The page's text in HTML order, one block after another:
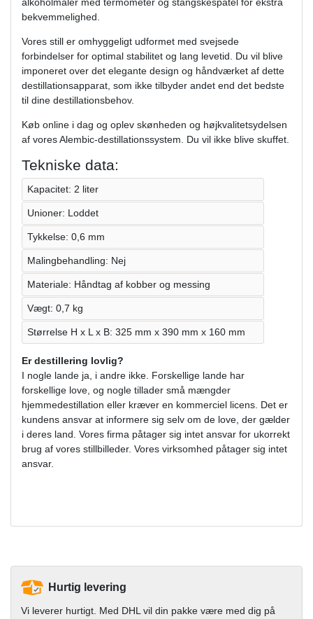
alkoholmåler med termometer og stangskespatel for ekstra
bekvemmelighed.
Vores still er omhyggeligt udformet med svejsede
forbindelser for optimal stabilitet og lang levetid. Du vil blive
imponeret over det elegante design og håndværket af dette
destillationsapparat, som ikke tilbyder andet end det bedste
til dine destillationsbehov.
Køb online i dag og oplev skønheden og højkvalitetsydelsen
af vores Alembic-destillationssystem. Du vil ikke blive skuffet.
Tekniske data:
Kapacitet: 2 liter
Unioner: Loddet
Tykkelse: 0,6 mm
Malingbehandling: Nej
Materiale: Håndtag af kobber og messing
Vægt: 0,7 kg
Størrelse H x L x B: 325 mm x 390 mm x 160 mm
Er destillering lovlig?
I nogle lande ja, i andre ikke. Forskellige lande har
forskellige love, og nogle tillader små mængder
hjemmedestillation eller kræver en kommerciel licens. Det er
kundens ansvar at informere sig selv om de love, der gælder
i deres land. Vores firma påtager sig intet ansvar for ukorrekt
brug af vores stillbilleder. Vores virksomhed påtager sig intet
ansvar.
Hurtig levering
Vi leverer hurtigt. Med DHL vil din pakke være med dig på